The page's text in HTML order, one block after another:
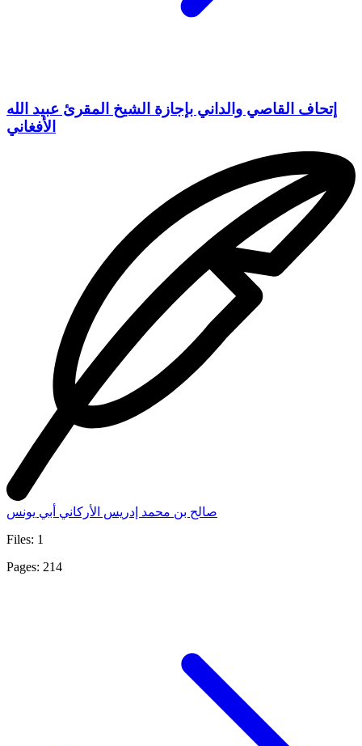
إتحاف القاصي والداني بإجازة الشيخ المقرئ عبيد الله
الأفغاني
صالح بن محمد إدريس الأركاني أبي يونس
Files: 1
Pages: 214